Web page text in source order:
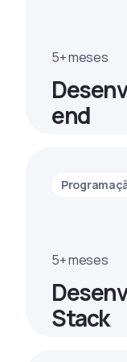
5+ meses
end
5+ meses
Stack